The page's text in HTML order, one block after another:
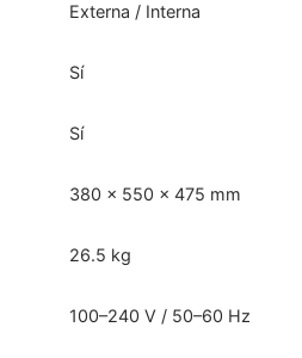
Externa / Interna
Sí
Sí
380 x 550 x 475 mm
26.5 kg
100–240 V / 50–60 Hz